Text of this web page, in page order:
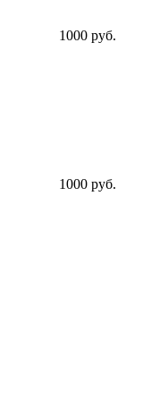
1000 руб.
1000 руб.